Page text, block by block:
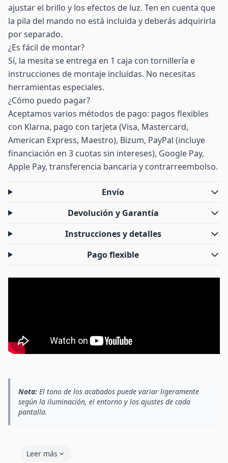
ajustar el brillo y los efectos de luz. Ten en cuenta que
la pila del mando no está incluida y deberás adquirirla
por separado.
¿Es fácil de montar?
Sí, la mesita se entrega en 1 caja con tornillería e
instrucciones de montaje incluidas. No necesitas
herramientas especiales.
¿Cómo puedo pagar?
Aceptamos varios métodos de pago: pagos flexibles
con Klarna, pago con tarjeta (Visa, Mastercard,
American Express, Maestro), Bizum, PayPal (incluye
financiación en 3 cuotas sin intereses), Google Pay,
Apple Pay, transferencia bancaria y contrarreembolso.
Envío
Devolución y Garantía
Instrucciones y detalles
Pago flexible
Nota: El tono de los acabados puede variar ligeramente
según la iluminación, el entorno y los ajustes de cada
pantalla.
Leer más